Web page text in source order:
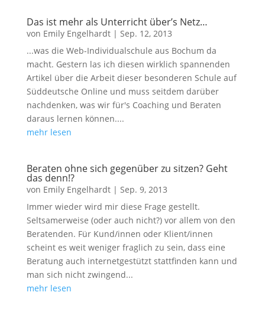
Das ist mehr als Unterricht über’s Netz…
von Emily Engelhardt| Sep. 12, 2013
...was die Web-Individualschule aus Bochum da
macht. Gestern las ich diesen wirklich spannenden
Artikel über die Arbeit dieser besonderen Schule auf
Süddeutsche Online und muss seitdem darüber
nachdenken, was wir für's Coaching und Beraten
daraus lernen können....
mehr lesen
Beraten ohne sich gegenüber zu sitzen? Geht
das denn!?
von Emily Engelhardt| Sep. 9, 2013
Immer wieder wird mir diese Frage gestellt.
Seltsamerweise (oder auch nicht?) vor allem von den
Beratenden. Für Kund/innen oder Klient/innen
scheint es weit weniger fraglich zu sein, dass eine
Beratung auch internetgestützt stattfinden kann und
man sich nicht zwingend...
mehr lesen